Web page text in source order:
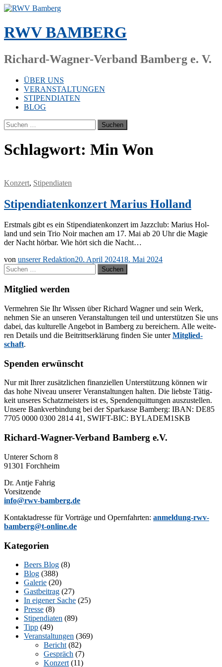
Zum
springen
RWV BAMBERG
Richard-Wagner-Verband Bamberg e. V.
ÜBER UNS
VERANSTALTUNGEN
STIPENDIATEN
BLOG
Suchen
nach:
Schlagwort: Min Won
Konzert, Stipendiaten
Stipendiatenkonzert Marius Holland
Erst­mals gibt es ein Sti­pen­dia­ten­kon­zert im Jazz­club: Ma­ri­us Hol­
land und sein Trio Noir ma­chen am 17. Mai ab 20 Uhr die Ma­gie
der Nacht hör­bar. Wie hört sich die Nacht…
von unserer Redaktion20. April 202418. Mai 2024
Suchen
nach:
Mitglied werden
Ver­meh­ren Sie Ihr Wis­sen über Ri­chard Wag­ner und sein Werk,
neh­men Sie an un­se­ren Ver­an­stal­tun­gen teil und un­ter­stüt­zen Sie uns
da­bei, das kul­tu­rel­le An­ge­bot in Bam­berg zu be­rei­chern. Alle wei­te­
ren De­tails und die Bei­tritts­er­klä­rung fin­den Sie un­terMit­glied­
schaft.
Spenden erwünscht
Nur mit Ih­rer zu­sätz­li­chen fi­nan­zi­el­len Un­ter­stüt­zung kön­nen wir
das hohe Ni­veau un­se­rer Ver­an­stal­tun­gen hal­ten. Die liebs­te Tä­tig­
keit un­se­res Schatz­meis­ters ist es, Spen­den­quit­tun­gen aus­zu­stel­len.
Un­se­re Bank­ver­bin­dung bei der Spar­kas­se Bam­berg: IBAN: DE85
7705 0000 0300 2814 41, SWIFT-BIC: BYLADEM1SKB
Richard-Wagner-Verband Bamberg e.V.
Un­te­rer Schorn 8
91301 Forchheim
Dr. Ant­je Fahrig
Vorsitzende
info@rwv-bamberg.de
Kon­takt­adres­se für Vor­trä­ge und Opern­fahr­ten: anmeldung-rwv-
bamberg@t-online.de
Kategorien
Beers Blog (8)
Blog (388)
Galerie (20)
Gastbeitrag (27)
In eigener Sache (25)
Presse (8)
Stipendiaten (89)
Tipp (49)
Veranstaltungen (369)
Bericht (82)
Gespräch (7)
Konzert (11)